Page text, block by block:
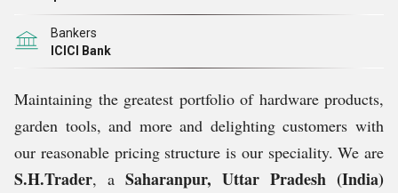
Bankers
ICICI Bank
Maintaining the greatest portfolio of hardware products,
garden tools, and more and delighting customers with
our reasonable pricing structure is our speciality. We are
S.H.Trader, a Saharanpur, Uttar Pradesh (India)